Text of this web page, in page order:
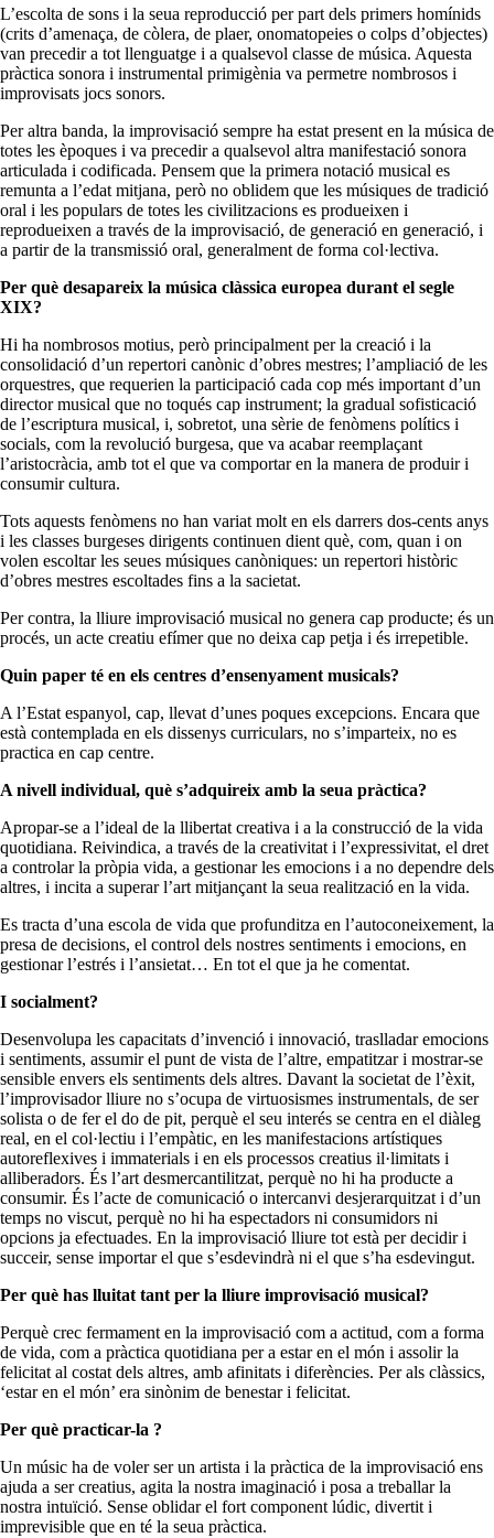
L’escolta de sons i la seua reproducció per part dels primers homínids
(crits d’amenaça, de còlera, de plaer, onomatopeies o colps d’objectes)
van precedir a tot llenguatge i a qualsevol classe de música. Aquesta
pràctica sonora i instrumental primigènia va permetre nombrosos i
improvisats jocs sonors.
Per altra banda, la improvisació sempre ha estat present en la música de
totes les èpoques i va precedir a qualsevol altra manifestació sonora
articulada i codificada. Pensem que la primera notació musical es
remunta a l’edat mitjana, però no oblidem que les músiques de tradició
oral i les populars de totes les civilitzacions es produeixen i
reprodueixen a través de la improvisació, de generació en generació, i
a partir de la transmissió oral, generalment de forma col·lectiva.
Per què desapareix la música clàssica europea durant el segle
XIX?
Hi ha nombrosos motius, però principalment per la creació i la
consolidació d’un repertori canònic d’obres mestres; l’ampliació de les
orquestres, que requerien la participació cada cop més important d’un
director musical que no toqués cap instrument; la gradual sofisticació
de l’escriptura musical, i, sobretot, una sèrie de fenòmens polítics i
socials, com la revolució burgesa, que va acabar reemplaçant
l’aristocràcia, amb tot el que va comportar en la manera de produir i
consumir cultura.
Tots aquests fenòmens no han variat molt en els darrers dos-cents anys
i les classes burgeses dirigents continuen dient què, com, quan i on
volen escoltar les seues músiques canòniques: un repertori històric
d’obres mestres escoltades fins a la sacietat.
Per contra, la lliure improvisació musical no genera cap producte; és un
procés, un acte creatiu efímer que no deixa cap petja i és irrepetible.
Quin paper té en els centres d’ensenyament musicals?
A l’Estat espanyol, cap, llevat d’unes poques excepcions. Encara que
està contemplada en els dissenys curriculars, no s’imparteix, no es
practica en cap centre.
A nivell individual, què s’adquireix amb la seua pràctica?
Apropar-se a l’ideal de la llibertat creativa i a la construcció de la vida
quotidiana. Reivindica, a través de la creativitat i l’expressivitat, el dret
a controlar la pròpia vida, a gestionar les emocions i a no dependre dels
altres, i incita a superar l’art mitjançant la seua realització en la vida.
Es tracta d’una escola de vida que profunditza en l’autoconeixement, la
presa de decisions, el control dels nostres sentiments i emocions, en
gestionar l’estrés i l’ansietat… En tot el que ja he comentat.
I socialment?
Desenvolupa les capacitats d’invenció i innovació, traslladar emocions
i sentiments, assumir el punt de vista de l’altre, empatitzar i mostrar-se
sensible envers els sentiments dels altres. Davant la societat de l’èxit,
l’improvisador lliure no s’ocupa de virtuosismes instrumentals, de ser
solista o de fer el do de pit, perquè el seu interés se centra en el diàleg
real, en el col·lectiu i l’empàtic, en les manifestacions artístiques
autoreflexives i immaterials i en els processos creatius il·limitats i
alliberadors. És l’art desmercantilitzat, perquè no hi ha producte a
consumir. És l’acte de comunicació o intercanvi desjerarquitzat i d’un
temps no viscut, perquè no hi ha espectadors ni consumidors ni
opcions ja efectuades. En la improvisació lliure tot està per decidir i
succeir, sense importar el que s’esdevindrà ni el que s’ha esdevingut.
Per què has lluitat tant per la lliure improvisació musical?
Perquè crec fermament en la improvisació com a actitud, com a forma
de vida, com a pràctica quotidiana per a estar en el món i assolir la
felicitat al costat dels altres, amb afinitats i diferències. Per als clàssics,
‘estar en el món’ era sinònim de benestar i felicitat.
Per què practicar-la ?
Un músic ha de voler ser un artista i la pràctica de la improvisació ens
ajuda a ser creatius, agita la nostra imaginació i posa a treballar la
nostra intuïció. Sense oblidar el fort component lúdic, divertit i
imprevisible que en té la seua pràctica.